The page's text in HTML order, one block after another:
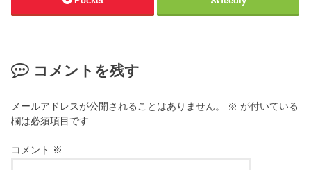
コメントを残す
メールアドレスが公開されることはありません。 ※ が付いている
欄は必須項目です
コメント ※